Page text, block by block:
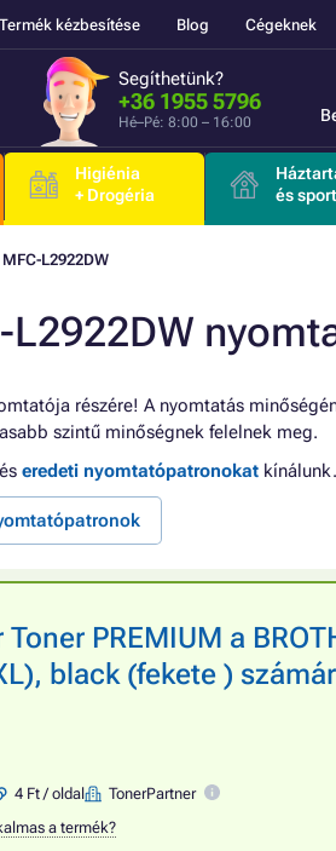
Termék kézbesítése Blog Cégeknek
Segíthetünk?
+36 1955 5796
Hé–Pé: 8:00 – 16:00
Higiénia
+ Drogéria
és sport
MFC-L2922DW
L2922DW
részére! A nyomtatás
szintű minőségnek felelnek meg.
és eredeti nyomtatópatronokat kínálunk.
PREMIUM a
black (fekete )
4 Ft / oldal
TonerPartner
a termék?